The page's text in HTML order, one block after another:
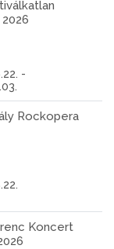
-
Rockopera
Koncert